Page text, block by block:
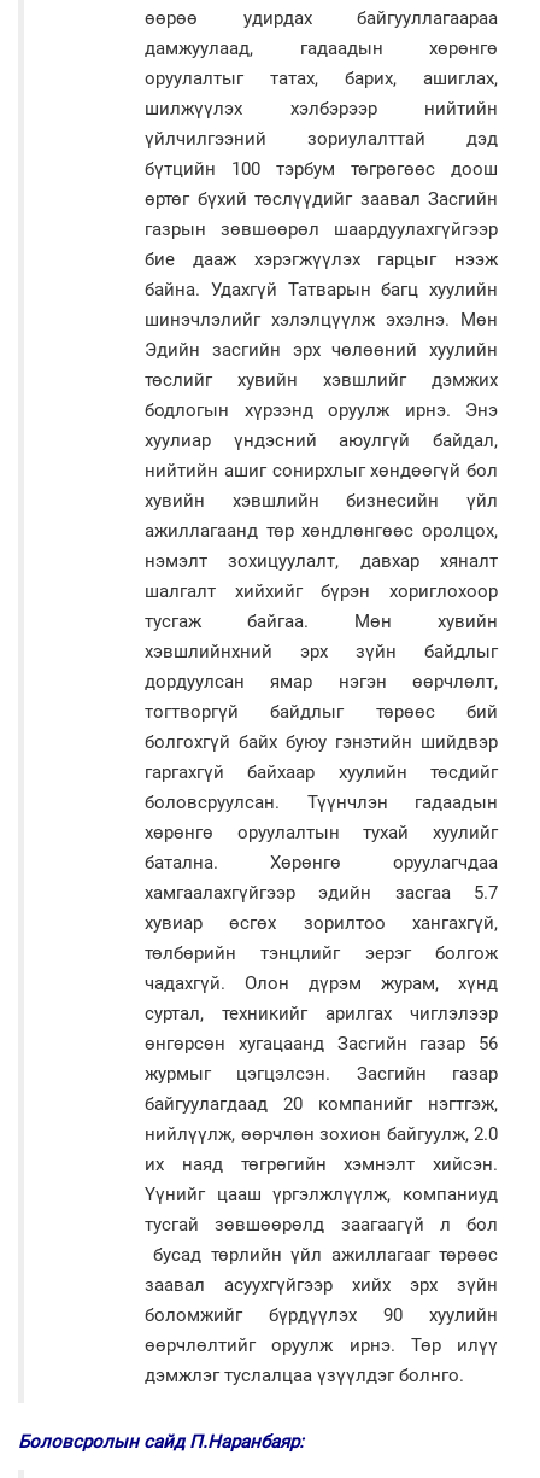
өөрөө удирдах байгууллагаараа
дамжуулаад, гадаадын хөрөнгө
оруулалтыг татах, барих, ашиглах,
шилжүүлэх хэлбэрээр нийтийн
үйлчилгээний зориулалттай дэд
бүтцийн 100 тэрбум төгрөгөөс доош
өртөг бүхий төслүүдийг заавал Засгийн
газрын зөвшөөрөл шаардуулахгүйгээр
бие дааж хэрэгжүүлэх гарцыг нээж
байна. Удахгүй Татварын багц хуулийн
шинэчлэлийг хэлэлцүүлж эхэлнэ. Мөн
Эдийн засгийн эрх чөлөөний хуулийн
төслийг хувийн хэвшлийг дэмжих
бодлогын хүрээнд оруулж ирнэ. Энэ
хуулиар үндэсний аюулгүй байдал,
нийтийн ашиг сонирхлыг хөндөөгүй бол
хувийн хэвшлийн бизнесийн үйл
ажиллагаанд төр хөндлөнгөөс оролцох,
нэмэлт зохицуулалт, давхар хяналт
шалгалт хийхийг бүрэн хориглохоор
тусгаж байгаа. Мөн хувийн
хэвшлийнхний эрх зүйн байдлыг
дордуулсан ямар нэгэн өөрчлөлт,
тогтворгүй байдлыг төрөөс бий
болгохгүй байх буюу гэнэтийн шийдвэр
гаргахгүй байхаар хуулийн төсдийг
боловсруулсан. Түүнчлэн гадаадын
хөрөнгө оруулалтын тухай хуулийг
батална. Хөрөнгө оруулагчдаа
хамгаалахгүйгээр эдийн засгаа 5.7
хувиар өсгөх зорилтоо хангахгүй,
төлбөрийн тэнцлийг эерэг болгож
чадахгүй. Олон дүрэм журам, хүнд
суртал, техникийг арилгах чиглэлээр
өнгөрсөн хугацаанд Засгийн газар 56
журмыг цэгцэлсэн. Засгийн газар
байгуулагдаад 20 компанийг нэгтгэж,
нийлүүлж, өөрчлөн зохион байгуулж, 2.0
их наяд төгрөгийн хэмнэлт хийсэн.
Үүнийг цааш үргэлжлүүлж, компаниуд
тусгай зөвшөөрөлд заагаагүй л бол
бусад төрлийн үйл ажиллагааг төрөөс
заавал асуухгүйгээр хийх эрх зүйн
боломжийг бүрдүүлэх 90 хуулийн
өөрчлөлтийг оруулж ирнэ. Төр илүү
дэмжлэг туслалцаа үзүүлдэг болнго.
Боловсролын сайд П.Наранбаяр: